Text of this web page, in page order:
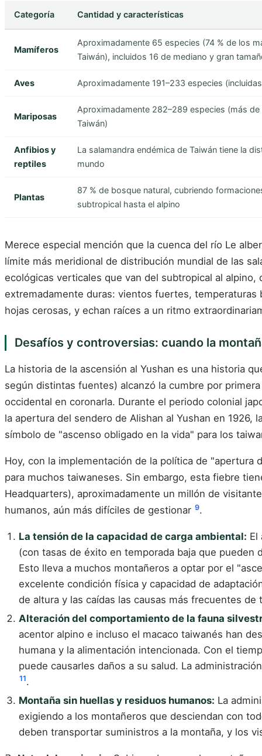
Categoría Cantidad y características
Mamíferos
Aproximadamente 65 especies (74 % de los
Taiwán), incluidos 16 de mediano y gran
Aves Aproximadamente 191–233 especies
Mariposas
Aproximadamente 282–289 especies (más
Taiwán)
Anfibios y
reptiles
La salamandra endémica de Taiwán tiene la
mundo
Plantas
87 % de bosque natural, cubriendo
subtropical hasta el alpino
Merece especial mención que la cuenca del río Le
límite más meridional de distribución mundial de las
ecológicas verticales que van del subtropical al alpino,
extremadamente duras: vientos fuertes, temperaturas
hojas cerosas, y echan raíces a un ritmo
Desafíos y controversias: cuando la
La historia de la ascensión al Yushan es una historia
según distintas fuentes) alcanzó la cumbre por
occidental en coronarla. Durante el periodo colonial
la apertura del sendero de Alishan al Yushan en
símbolo de "ascenso obligado en la vida" para los
Hoy, con la implementación de la política de
para muchos taiwaneses. Sin embargo, esta fiebre
Headquarters), aproximadamente un millón de
humanos, aún más difíciles de gestionar 9.
La tensión de la capacidad de carga ambiental: El
(con tasas de éxito en temporada baja que pueden
Esto lleva a muchos montañeros a optar por el
excelente condición física y capacidad de
de altura y las caídas las causas más frecuentes de
Alteración del comportamiento de la fauna
acentor alpino e incluso el macaco taiwanés han
humana y la alimentación intencionada. Con el
puede causarles daños a su salud. La
11.
Montaña sin huellas y residuos humanos: La
exigiendo a los montañeros que desciendan con
deben transportar suministros a la montaña, y los